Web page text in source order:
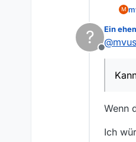
M
?
Offline
Ein
@
Wenn
Ich